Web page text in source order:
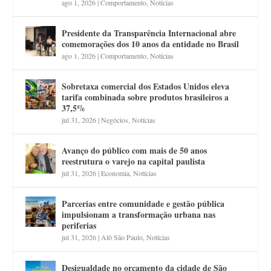
ago 1, 2026|Comportamento ,Notícias
Presidente da Transparência Internacional abre
comemorações dos 10 anos da entidade no Brasil
ago 1, 2026|Comportamento ,Notícias
Sobretaxa comercial dos Estados Unidos eleva
tarifa combinada sobre produtos brasileiros a
37,5%
jul 31, 2026|Negócios ,Notícias
Avanço do público com mais de 50 anos
reestrutura o varejo na capital paulista
jul 31, 2026|Economia ,Notícias
Parcerias entre comunidade e gestão pública
impulsionam a transformação urbana nas
periferias
jul 31, 2026| Alô São Paulo ,Notícias
Desigualdade no orçamento da cidade de São